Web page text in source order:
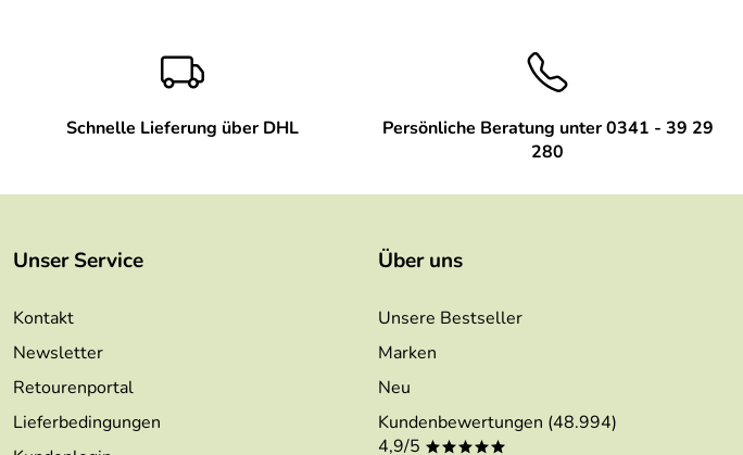
Schnelle Lieferung über DHL
Persönliche Beratung unter 0341 - 39 29
280
Unser Service
Kontakt
Newsletter
Retourenportal
Lieferbedingungen
Über uns
Unsere Bestseller
Marken
Neu
Kundenbewertungen (48.994)
4,9/5 *****